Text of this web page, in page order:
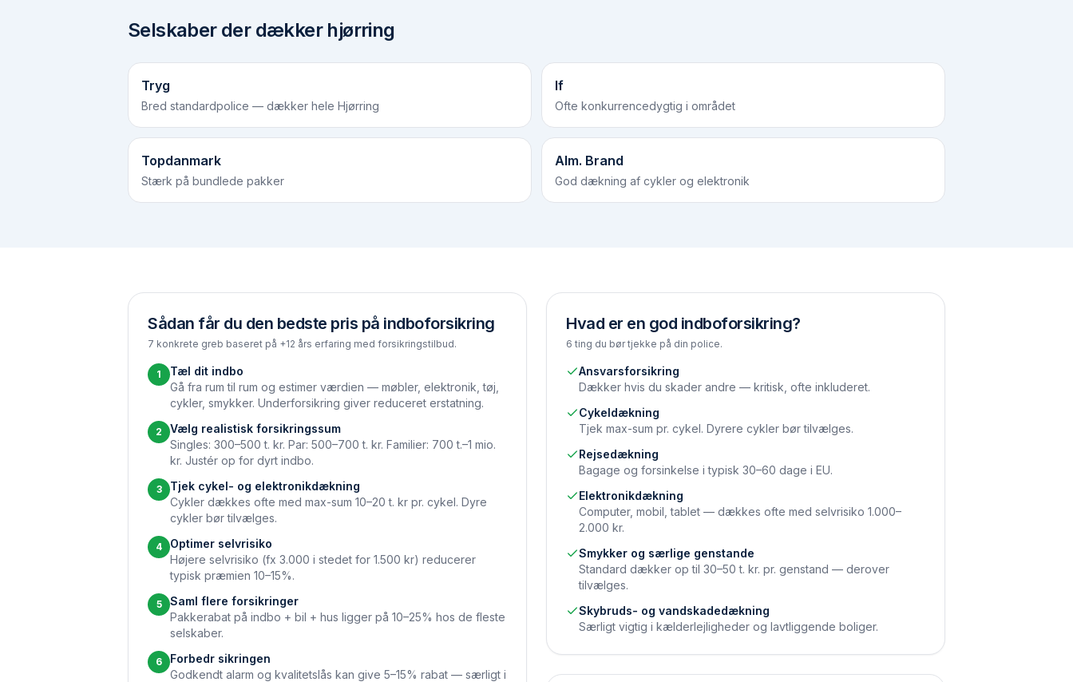
Selskaber der dækker hjørring
Tryg
Bred standardpolice — dækker hele Hjørring
If
Ofte konkurrencedygtig i området
Topdanmark
Stærk på bundlede pakker
Alm. Brand
God dækning af cykler og elektronik
Sådan får du den bedste pris på indboforsikring
7 konkrete greb baseret på +12 års erfaring med forsikringstilbud.
1
Tæl dit indbo
Gå fra rum til rum og estimer værdien — møbler, elektronik, tøj,
cykler, smykker. Underforsikring giver reduceret erstatning.
2
Vælg realistisk forsikringssum
Singles: 300–500 t. kr. Par: 500–700 t. kr. Familier: 700 t.–1 mio.
kr. Justér op for dyrt indbo.
3
Tjek cykel- og elektronikdækning
Cykler dækkes ofte med max-sum 10–20 t. kr pr. cykel. Dyre
cykler bør tilvælges.
4
Optimer selvrisiko
Højere selvrisiko (fx 3.000 i stedet for 1.500 kr) reducerer
typisk præmien 10–15%.
5
Saml flere forsikringer
Pakkerabat på indbo + bil + hus ligger på 10–25% hos de fleste
selskaber.
6
Forbedr sikringen
Godkendt alarm og kvalitetslås kan give 5–15% rabat — særligt i
Hvad er en god indboforsikring?
6 ting du bør tjekke på din police.
Ansvarsforsikring
Dækker hvis du skader andre — kritisk, ofte inkluderet.
Cykeldækning
Tjek max-sum pr. cykel. Dyrere cykler bør tilvælges.
Rejsedækning
Bagage og forsinkelse i typisk 30–60 dage i EU.
Elektronikdækning
Computer, mobil, tablet — dækkes ofte med selvrisiko 1.000–
2.000 kr.
Smykker og særlige genstande
Standard dækker op til 30–50 t. kr. pr. genstand — derover
tilvælges.
Skybruds- og vandskadedækning
Særligt vigtig i kælderlejligheder og lavtliggende boliger.